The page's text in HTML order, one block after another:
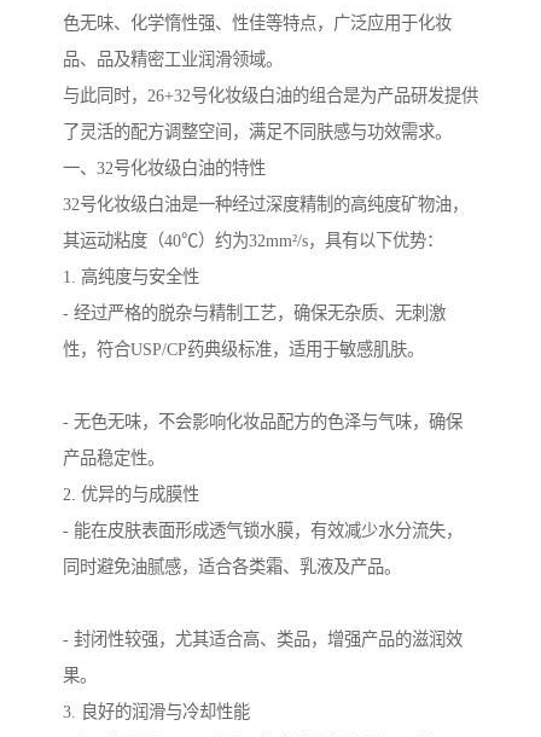
色无味、化学惰性强、性佳等特点，广泛应用于化妆
品、品及精密工业润滑领域。
与此同时，26+32号化妆级白油的组合是为产品研发提供
了灵活的配方调整空间，满足不同肤感与功效需求。
一、32号化妆级白油的特性
32号化妆级白油是一种经过深度精制的高纯度矿物油，
其运动粘度（40℃）约为32mm²/s，具有以下优势：
1. 高纯度与安全性
- 经过严格的脱杂与精制工艺，确保无杂质、无刺激
性，符合USP/CP药典级标准，适用于敏感肌肤。
- 无色无味，不会影响化妆品配方的色泽与气味，确保
产品稳定性。
2. 优异的与成膜性
- 能在皮肤表面形成透气锁水膜，有效减少水分流失，
同时避免油腻感，适合各类霜、乳液及产品。
- 封闭性较强，尤其适合高、类品，增强产品的滋润效
果。
3. 良好的润滑与冷却性能